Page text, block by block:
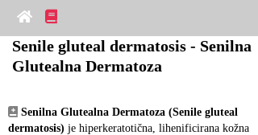
Senile gluteal dermatosis - Senilna
Glutealna Dermatoza
Senilna Glutealna Dermatoza (Senile gluteal
dermatosis) je hiperkeratotična, lihenificirana kožna